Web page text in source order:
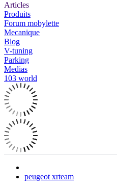
Articles
Produits
Forum mobylette
Mecanique
Blog
V-tuning
Parking
Medias
103 world
peugeot xrteam